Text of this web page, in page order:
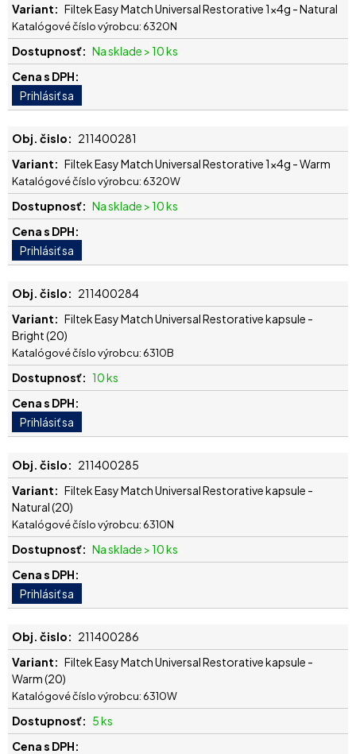
Filtek Easy Match Universal Restorative 1x4g - Natural
Katalógové číslo výrobcu: 6320N
Na sklade > 10 ks
211400281
Filtek Easy Match Universal Restorative 1x4g - Warm
Katalógové číslo výrobcu: 6320W
Na sklade > 10 ks
211400284
Filtek Easy Match Universal Restorative kapsule -
Bright (20)
Katalógové číslo výrobcu: 6310B
10 ks
211400285
Filtek Easy Match Universal Restorative kapsule -
Natural (20)
Katalógové číslo výrobcu: 6310N
Na sklade > 10 ks
211400286
Filtek Easy Match Universal Restorative kapsule -
Warm (20)
Katalógové číslo výrobcu: 6310W
5 ks